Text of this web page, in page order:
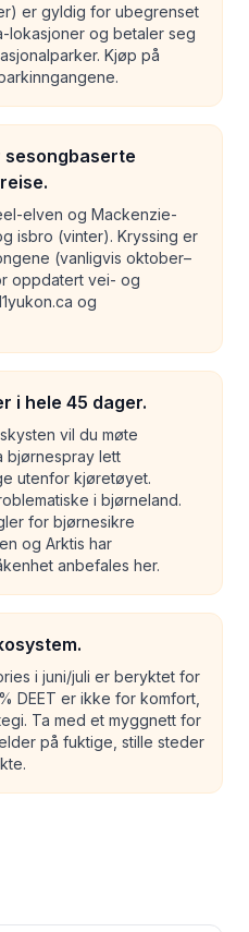
er gyldig for ubegrenset
lokasjoner og betaler seg
Kjøp på
elven og Mackenzie-
isbro (vinter). Kryssing er
(vanligvis oktober–
oppdatert vei- og
og
i hele 45 dager.
vil du møte
bjørnespray lett
utenfor kjøretøyet.
i bjørneland.
for bjørnesikre
og Arktis har
anbefales her.
i juni/juli er beryktet for
DEET er ikke for komfort,
Ta med et myggnett for
på fuktige, stille steder